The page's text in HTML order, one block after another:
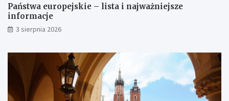
Państwa europejskie – lista i najważniejsze
informacje
3 sierpnia 2026